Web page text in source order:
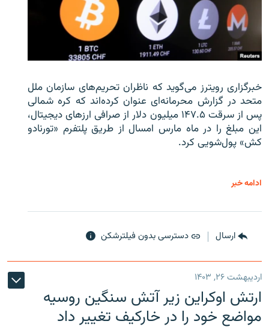
خبرگزاری رویترز می‌گوید که ناظران تحریم‌های سازمان ملل
متحد در گزارش محرمانه‌ای عنوان کرده‌اند که کره شمالی
پس از سرقت ۱۴۷.۵ میلیون دلار از صرافی ارزهای دیجیتال،
این مبلغ را در ماه مارس امسال از طریق پلتفرم «تورنادو
کش» پول‌شویی کرد.
ادامه خبر
ارسال دسترسی بدون فیلترشکن
اردیبهشت ۲۶, ۱۴۰۳
ارتش اوکراین زیر آتش سنگین روسیه
مواضع خود را در خارکیف تغییر داد